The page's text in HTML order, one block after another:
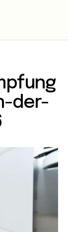
der-